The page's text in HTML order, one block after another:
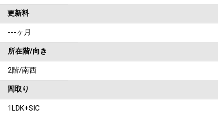
更新料
---ヶ月
所在階/向き
2階/南西
間取り
1LDK+SIC